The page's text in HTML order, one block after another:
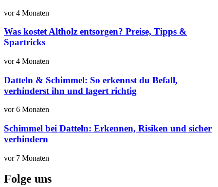
vor 4 Monaten
Was kostet Altholz entsorgen? Preise, Tipps &
Spartricks
vor 4 Monaten
Datteln & Schimmel: So erkennst du Befall,
verhinderst ihn und lagert richtig
vor 6 Monaten
Schimmel bei Datteln: Erkennen, Risiken und sicher
verhindern
vor 7 Monaten
Folge uns